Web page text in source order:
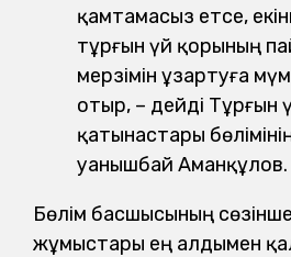
қамтамасыз етсе,
тұрғын үй қорының
мерзімін ұзартуға
отыр, – дейді Тұрғын
қатынастары
Қуанышбай Аманқұлов.
Бөлім басшысының
жұмыстары ең алдымен